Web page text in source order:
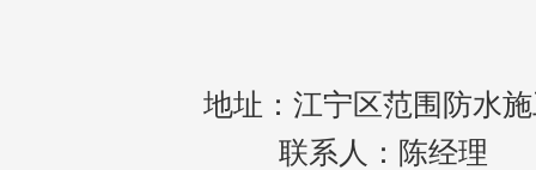
地址：江宁区范围防水
联系人：陈经理